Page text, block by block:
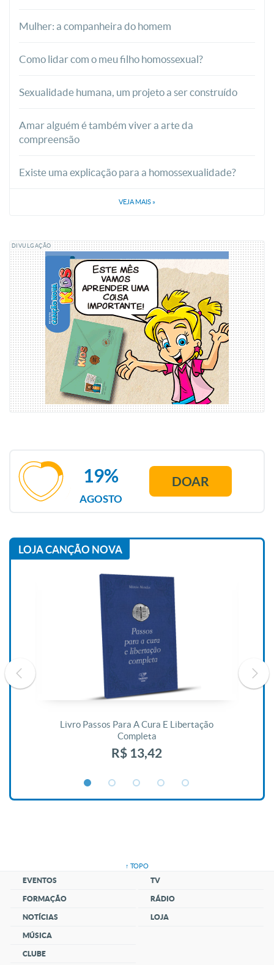
Mulher: a companheira do homem
Como lidar com o meu filho homossexual?
Sexualidade humana, um projeto a ser construído
Amar alguém é também viver a arte da
compreensão
Existe uma explicação para a homossexualidade?
VEJA MAIS »
DIVULGAÇÃO
AGOSTO
19% DOAR
LOJA CANÇÃO NOVA
Livro Passos Para A Cura E Libertação
Completa
R$ 13,42
↑ TOPO
EVENTOS
FORMAÇÃO
NOTÍCIAS
MÚSICA
CLUBE
TV
RÁDIO
LOJA